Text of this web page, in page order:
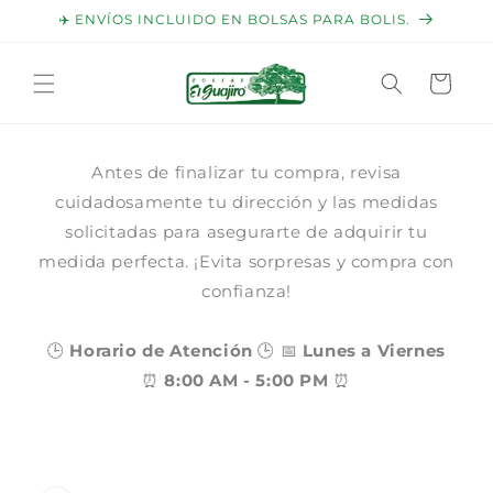
directamente
✈️ ENVÍOS INCLUIDO EN BOLSAS PARA BOLIS.
Carrito
Antes de finalizar tu compra, revisa
cuidadosamente tu dirección y las medidas
solicitadas para asegurarte de adquirir tu
medida perfecta. ¡Evita sorpresas y compra con
confianza!
🕒 Horario de Atención 🕒 📅 Lunes a Viernes
⏰8:00 AM - 5:00 PM ⏰